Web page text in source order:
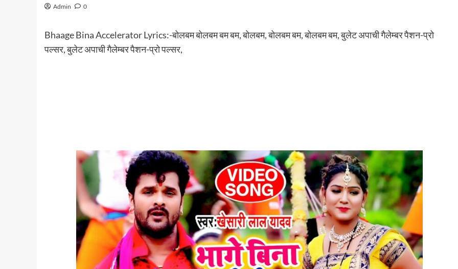
Admin 0
Bhaage Bina Accelerator Lyrics:-बोलबम बोलबम बम बम, बोलबम, बोलबम बम, बोलबम बम, बुलेट अपाची गैलेम्बर पैशन-प्रो
पल्सर, बुलेट अपाची गैलेम्बर पैशन-प्रो पल्सर,